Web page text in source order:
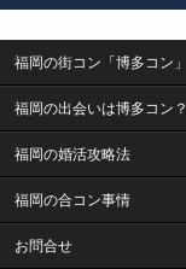
福岡の街コン「博多コン」
福岡の出会いは博多コン？
福岡の婚活攻略法
福岡の合コン事情
お問合せ